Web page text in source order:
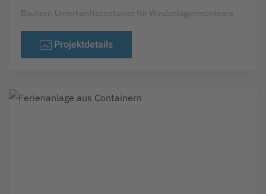
Bauherr: Unterkunftscontainer für Windanlagenmonteure
Projektdetails